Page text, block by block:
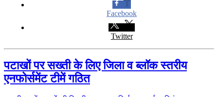
Facebook
Twitter
पटाखों पर सख्ती के लिए जिला व ब्लॉक स्तरीय
एनफोर्समेंट टीमें गठित